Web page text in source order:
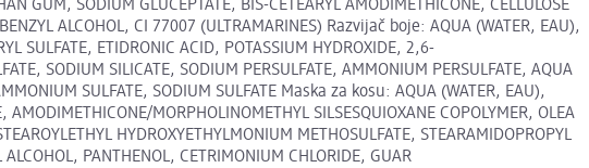
GUM, SODIUM GLUCEPTATE, BIS-CETEARYL AMODIMETHICONE, CELLULOSE
ALCOHOL, CI 77007 (ULTRAMARINES) Razvijač boje: AQUA (WATER, EAU),
SULFATE, ETIDRONIC ACID, POTASSIUM HYDROXIDE, 2,6-
SODIUM SILICATE, SODIUM PERSULFATE, AMMONIUM PERSULFATE, AQUA
SULFATE, SODIUM SULFATE Maska za kosu: AQUA (WATER, EAU),
MORPHOLINOMETHYL SILSESQUIOXANE COPOLYMER, OLEA
HYDROXYETHYLMONIUM METHOSULFATE, STEARAMIDOPROPYL
PANTHENOL, CETRIMONIUM CHLORIDE, GUAR